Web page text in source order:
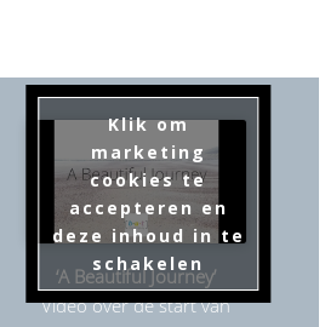
Klik om
marketing
cookies te
accepteren en
deze inhoud in te
schakelen
‘A Beautiful Journey’
Video over de start van